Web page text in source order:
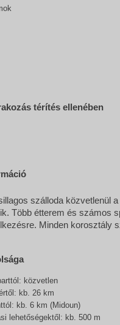
térítés ellenében
szálloda közvetlenül
Több étterem és számos
Minden korosztály
közvetlen
kb. 26 km
kb. 6 km (Midoun)
lehetőségektől: kb. 500 m